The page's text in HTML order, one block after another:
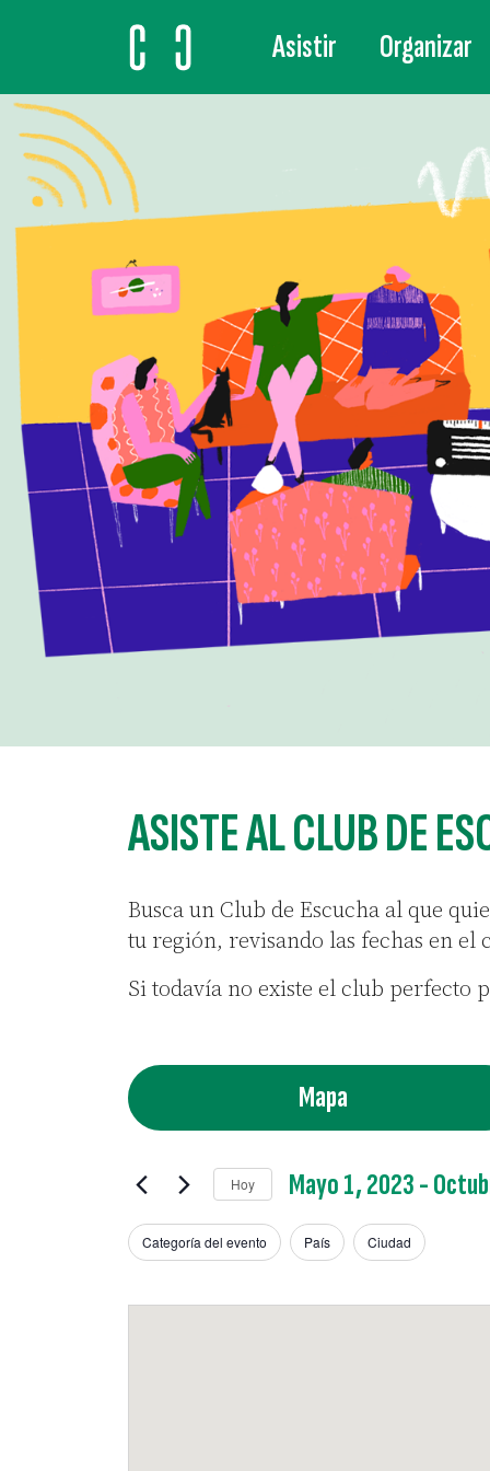
MAIN NAVIGATION
Asistir Organizar
ASISTE AL CLUB DE
Busca un Club de Escucha al que
tu región, revisando las fechas en el
Si todavía no existe el club perfecto
Mapa
Hoy Mayo 1, 2023 -
Seleccionar
fecha.
Filtros
Cambiando
Categoría del evento País Ciudad